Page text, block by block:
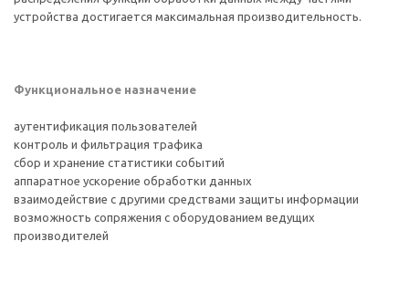
устройства достигается максимальная производительность.
Функциональное назначение
аутентификация пользователей
контроль и фильтрация трафика
сбор и хранение статистики событий
аппаратное ускорение обработки данных
взаимодействие с другими средствами защиты информации
возможность сопряжения с оборудованием ведущих
производителей